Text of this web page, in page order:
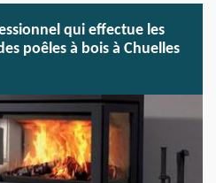
qui effectue les
poêles à bois à Chuelles